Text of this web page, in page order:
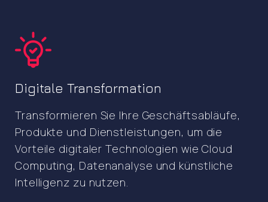
Digitale Transformation
Transformieren Sie Ihre Geschäftsabläufe,
Produkte und Dienstleistungen, um die
Vorteile digitaler Technologien wie Cloud
Computing, Datenanalyse und künstliche
Intelligenz zu nutzen.